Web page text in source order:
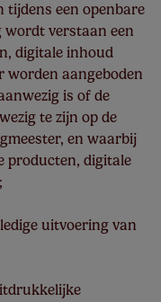
tijdens een openbare
wordt verstaan een
digitale inhoud
worden aangeboden
is of de
te zijn op de
en waarbij
producten, digitale
uitvoering van